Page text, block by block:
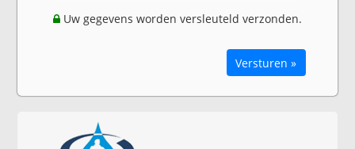
Uw gegevens worden versleuteld verzonden.
Versturen »